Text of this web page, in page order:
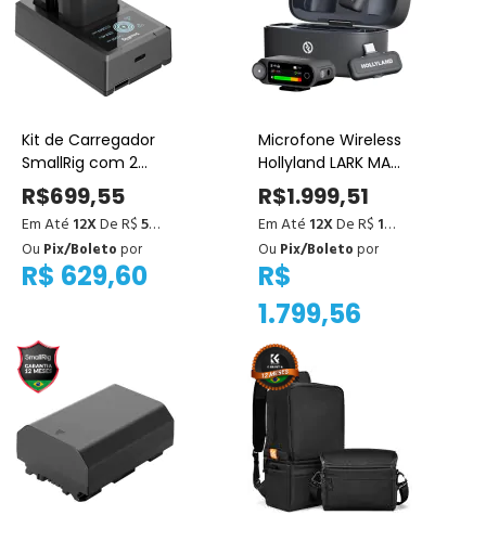
Kit de Carregador
SmallRig com 2
Baterias NP-FZ100
- compatível com
a9 II, a7S III, a6600
e outros modelos.
R$699,55
Em Até 12XDe R$58,30
R$ 629,60
Ou Pix/Boletopor
Microfone Wireless
Hollyland LARK MAX
2 Duo Combo
para Câmeras e
Dispositivos
Móveis
R$1.999,51
Em Até 12XDe R$ 166,63
R$
1.799,56
Ou Pix/Boletopor